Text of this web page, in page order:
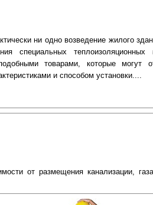
ни одно возведение жилого
специальных
товарами, которые могут
и способом установки....
от размещения канализации,